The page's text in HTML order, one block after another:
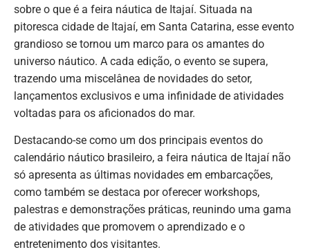
sobre o que é a feira náutica de Itajaí. Situada na
pitoresca cidade de Itajaí, em Santa Catarina, esse evento
grandioso se tornou um marco para os amantes do
universo náutico. A cada edição, o evento se supera,
trazendo uma miscelânea de novidades do setor,
lançamentos exclusivos e uma infinidade de atividades
voltadas para os aficionados do mar.
Destacando-se como um dos principais eventos do
calendário náutico brasileiro, a feira náutica de Itajaí não
só apresenta as últimas novidades em embarcações,
como também se destaca por oferecer workshops,
palestras e demonstrações práticas, reunindo uma gama
de atividades que promovem o aprendizado e o
entretenimento dos visitantes.